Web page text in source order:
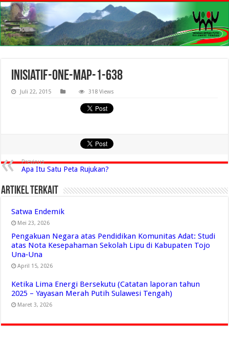
inisiatif-one-map-1-638
Juli 22, 2015 318 Views
Previous
Apa Itu Satu Peta Rujukan?
Artikel Terkait
Satwa Endemik
Mei 23, 2026
Pengakuan Negara atas Pendidikan Komunitas Adat: Studi
atas Nota Kesepahaman Sekolah Lipu di Kabupaten Tojo
Una‑Una
April 15, 2026
Ketika Lima Energi Bersekutu (Catatan laporan tahun
2025 – Yayasan Merah Putih Sulawesi Tengah)
Maret 3, 2026